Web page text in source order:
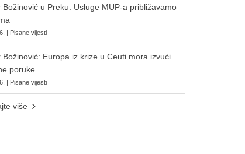
Božinović u Preku: Usluge MUP-a približavamo
| Pisane vijesti
Božinović: Europa iz krize u Ceuti mora izvući
poruke
| Pisane vijesti
više